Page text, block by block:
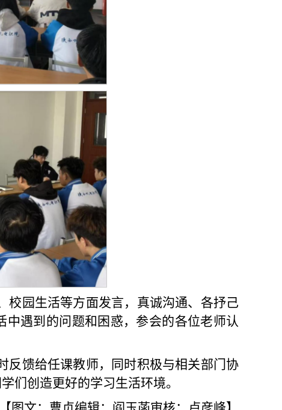
校园生活等方面发言，真诚沟通、各抒己
遇到的问题和困惑，参会的各位老师认
反馈给任课教师，同时积极与相关部门协
们创造更好的学习生活环境。